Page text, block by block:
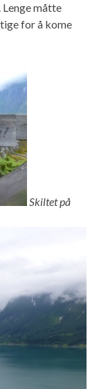
måtte
for å kome
Skiltet på